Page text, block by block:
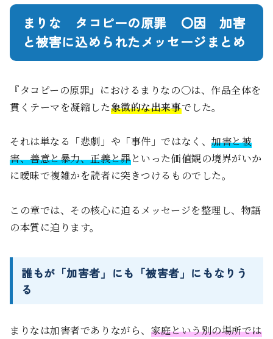
まりな タコピーの原罪 〇因 加害
と被害に込められたメッセージまとめ
『タコピーの原罪』におけるまりなの〇は、作品全体を
貫くテーマを凝縮した象徴的な出来事でした。
それは単なる「悲劇」や「事件」ではなく、加害と被
害、善意と暴力、正義と罪といった価値観の境界がいか
に曖昧で複雑かを読者に突きつけるものでした。
この章では、その核心に迫るメッセージを整理し、物語
の本質に迫ります。
誰もが「加害者」にも「被害者」にもなりう
る
まりなは加害者でありながら、 家庭という別の場所では